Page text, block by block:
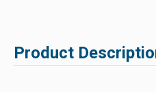
Product